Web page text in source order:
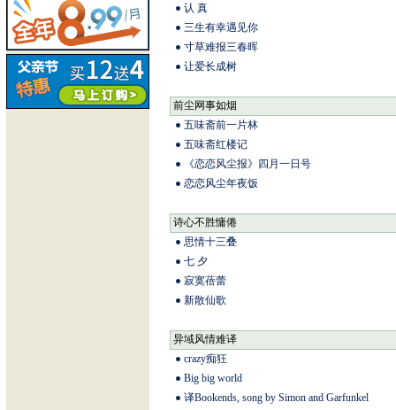
认 真
三生有幸遇见你
寸草难报三春晖
让爱长成树
前尘网事如烟
五味斋前一片林
五味斋红楼记
《恋恋风尘报》四月一日号
恋恋风尘年夜饭
诗心不胜慵倦
思情十三叠
七 夕
寂寞蓓蕾
新散仙歌
异域风情难译
crazy痴狂
Big big world
译Bookends, song by Simon and Garfunkel